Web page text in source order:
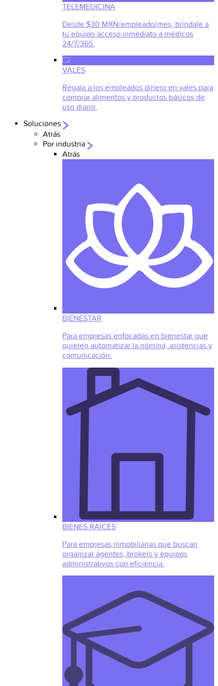
TELEMEDICINA
Desde $30 MXN/empleado/mes, bríndale a
tu equipo acceso inmediato a médicos
24/7/365.
VALES
Regala a los empleados dinero en vales para
comprar alimentos y productos básicos de
uso diario.
Soluciones
Atrás
Por industria
Atrás
BIENESTAR
Para empresas enfocadas en bienestar que
quieren automatizar la nómina, asistencias y
comunicación.
BIENES RAÍCES
Para empresas inmobiliarias que buscan
organizar agentes, brokers y equipos
administrativos con eficiencia.